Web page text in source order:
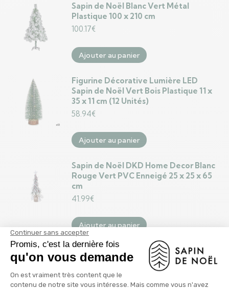
Sapin de Noël Blanc Vert Métal
Plastique 100 x 210 cm
100.17€
Ajouter au panier
Figurine Décorative Lumière LED
Sapin de Noël Vert Bois Plastique 11 x
35 x 11 cm (12 Unités)
58.94€
Ajouter au panier
Sapin de Noël DKD Home Decor Blanc
Rouge Vert PVC Enneigé 25 x 25 x 65
cm
41.99€
Ajouter au panier
Sapin de Noël DKD Home Decor Blanc
Vert Naturel PVC Enneigé 30 x 30 x 70
cm (3 Unités)
48.99€